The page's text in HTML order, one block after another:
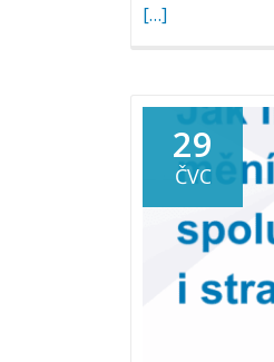
[…]
29
ČVC